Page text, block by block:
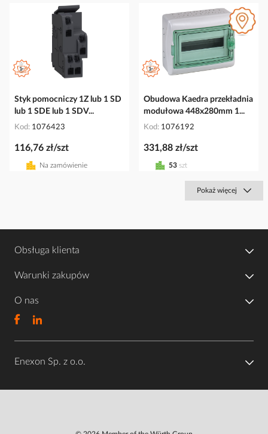
Styk pomocniczy 1Z lub 1 SD
lub 1 SDE lub 1 SDV...
Kod 1076423
116,76 zł/szt
Na zamówienie
Obudowa Kaedra przekładnia
modułowa 448x280mm 1...
Kod 1076192
331,88 zł/szt
53 szt
Pokaż więcej
Obsługa klienta
Warunki zakupów
O nas
Enexon Sp. z o.o.